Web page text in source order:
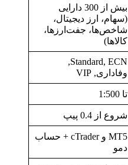
بیش از 300 دارایی
(سهام، ارز دیجیتال،
شاخص‌ها، جفت‌ارزها،
کالاها)
Standard, ECN,
وفاداری, VIP
تا 1:500
شروع از 0.4 پیپ
MT5 و cTrader + حساب
دمو